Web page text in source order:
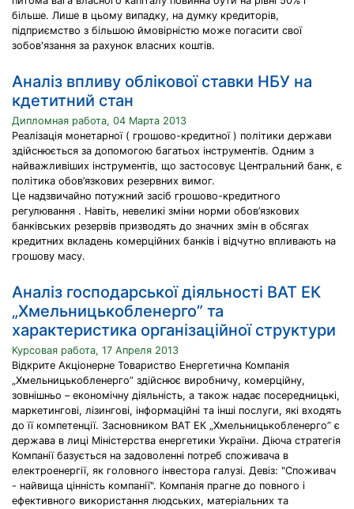
більше. Лише в цьому випадку, на думку кредиторів,
підприємство з більшою ймовірністю може погасити свої
зобов'язання за рахунок власних коштів.
Аналіз впливу облікової ставки НБУ на
кдетитний стан
Дипломная работа, 04 Марта 2013
Реалізація монетарної ( грошово-кредитної ) політики держави
здійснюється за допомогою багатьох інструментів. Одним з
найважливіших інструментів, що застосовує Центральний банк, є
політика обов’язкових резервних вимог.
Це надзвичайно потужний засіб грошово-кредитного
регулювання . Навіть, невеликі зміни норми обов’язкових
банківських резервів призводять до значних змін в обсягах
кредитних вкладень комерційних банків і відчутно впливають на
грошову масу.
Аналіз господарської діяльності ВАТ ЕК
„Хмельницькобленерго” та
характеристика організаційної структури
Курсовая работа, 17 Апреля 2013
Відкрите Акціонерне Товариство Енергетична Компанія
„Хмельницькобленерго” здійснює виробничу, комерційну,
зовнішньо – економічну діяльність, а також надає посередницькі,
маркетингові, лізингові, інформаційні та інші послуги, які входять
до її компетенції. Засновником ВАТ ЕК „Хмельницькобленерго” є
держава в лиці Міністерства енергетики України. Діюча стратегія
Компанії базується на задоволенні потреб споживача в
електроенергії, як головного інвестора галузі. Девіз: "Споживач
- найвища цінність компанії". Компанія прагне до повного і
ефективного використання людських, матеріальних та